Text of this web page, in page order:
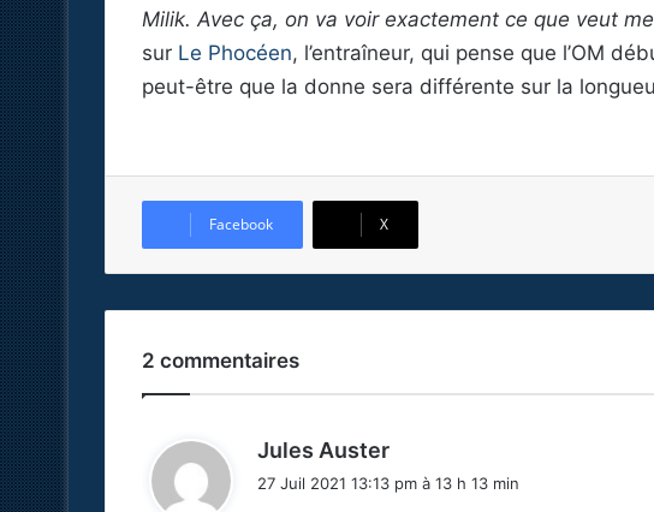
Milik. Avec ça, on va voir exactement ce que veut
sur Le Phocéen, l’entraîneur, qui pense que l’OM
peut-être que la donne sera différente sur la
Facebook X
2 commentaires
Jules Auster
27 Juil 2021 13:13 pm à 13 h 13 min